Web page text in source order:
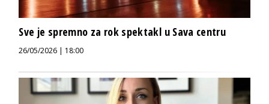
Sve je spremno za rok spektakl u Sava centru
26/05/2026 | 18:00